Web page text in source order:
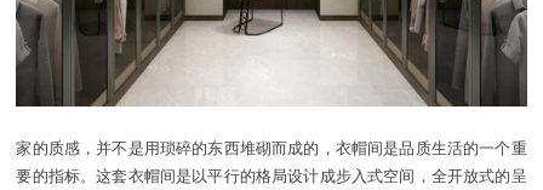
家的质感，并不是用琐碎的东西堆砌而成的，衣帽间是品质生活的一个重
要的指标。这套衣帽间是以平行的格局设计成步入式空间，全开放式的呈